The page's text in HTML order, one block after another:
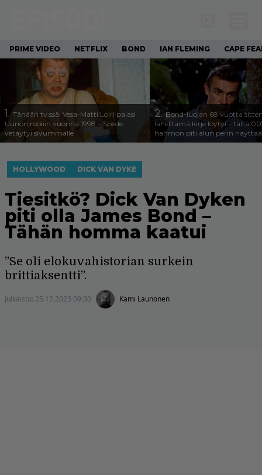
PRIME VIDEO NETFLIX BOND IAN FLEMING CAPE
1. Tänään tv:ssä: Vesa-Matti Loiri palasi
Uunon rooliin vuonna 1998 – Spede
vetäytyi sivummalle
2.Bond-luojan 68 vuotta
lähettämä kirje löytyi – tältä
hahmon piti alun perin näyttää
HOLLYWOOD DICK VAN DYKE
Tiesitkö? Dick Van Dyken
piti olla James Bond –
Tähän homma kaatui
”Se oli elokuvahistorian surkein
brittiaksentti”.
Julkaistu: 25.12.2023 09:30 Kami Launonen